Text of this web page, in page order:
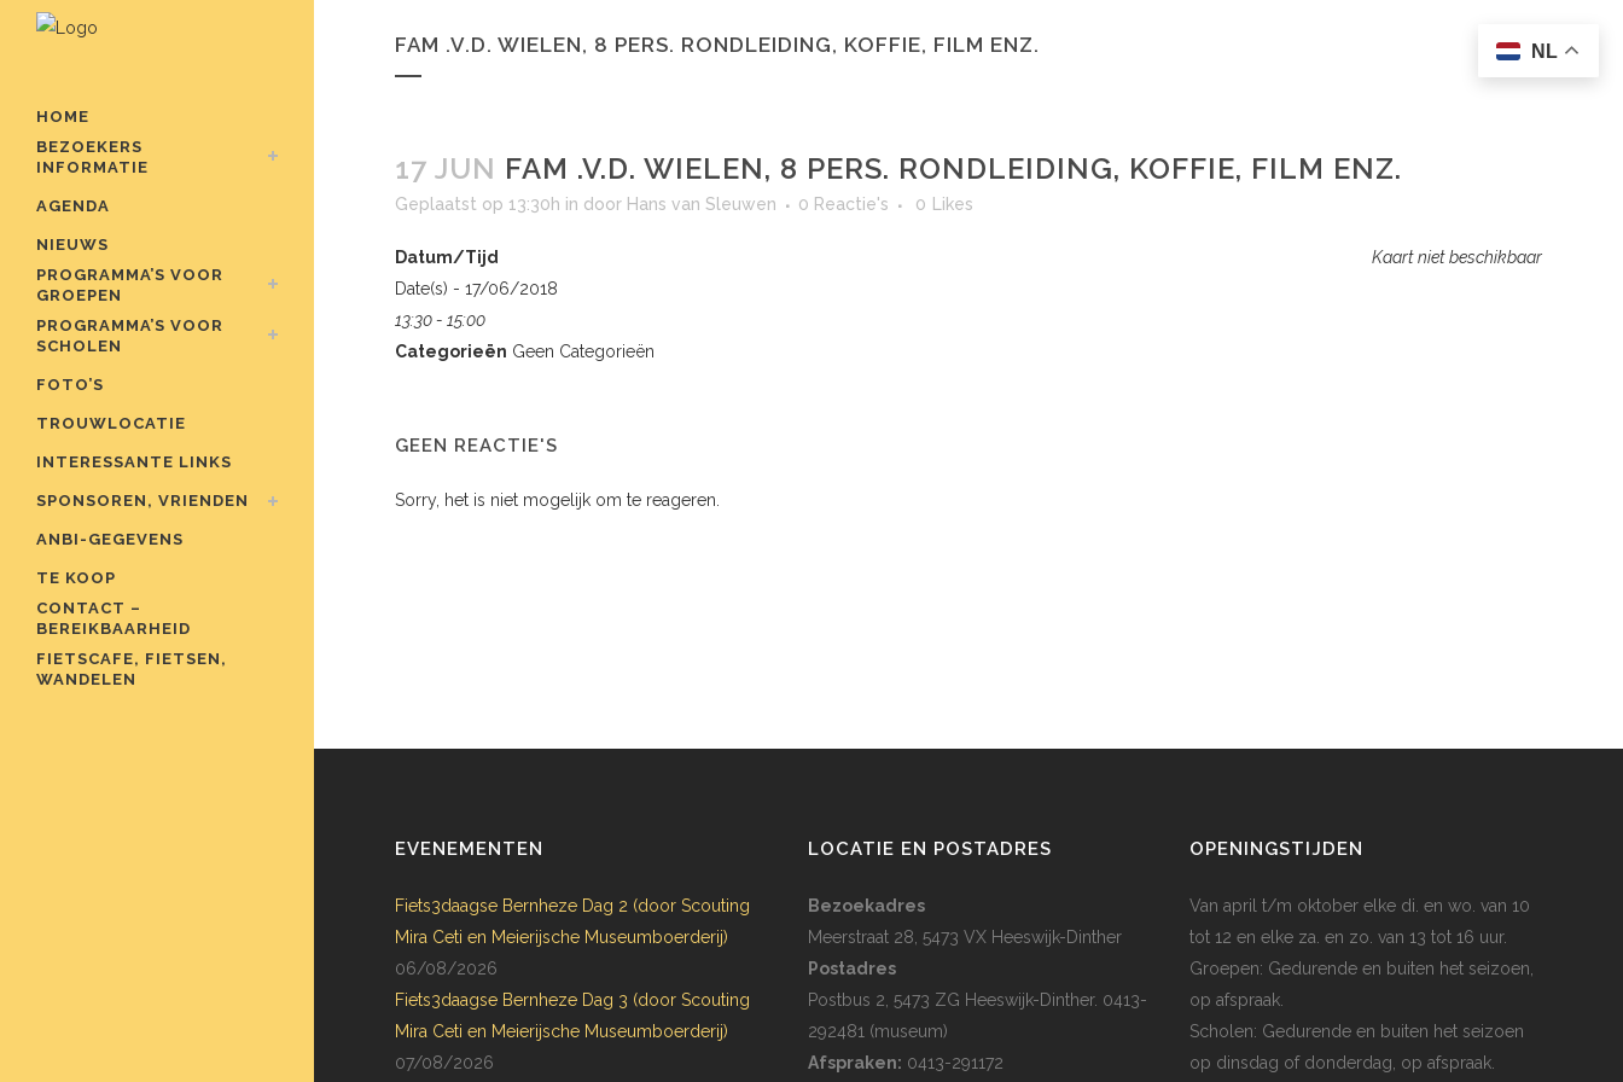
HOME
BEZOEKERS
INFORMATIE
AGENDA
NIEUWS
PROGRAMMA’S VOOR
GROEPEN
PROGRAMMA’S VOOR
SCHOLEN
FOTO’S
TROUWLOCATIE
INTERESSANTE LINKS
SPONSOREN, VRIENDEN
ANBI-GEGEVENS
TE KOOP
CONTACT –
BEREIKBAARHEID
FIETSCAFE, FIETSEN,
WANDELEN
FAM .V.D. WIELEN, 8 PERS. RONDLEIDING, KOFFIE, FILM ENZ.
17 JUN FAM .V.D. WIELEN, 8 PERS. RONDLEIDING, KOFFIE, FILM ENZ.
Geplaatst op 13:30h in door Hans van Sleuwen 0 Reactie's 0 Likes
Kaart niet beschikbaar
Datum/Tijd
Date(s) - 17/06/2018
13:30 - 15:00
Categorieën Geen Categorieën
GEEN REACTIE'S
Sorry, het is niet mogelijk om te reageren.
EVENEMENTEN
Fiets3daagse Bernheze Dag 2 (door Scouting
Mira Ceti en Meierijsche Museumboerderij)
06/08/2026
Fiets3daagse Bernheze Dag 3 (door Scouting
Mira Ceti en Meierijsche Museumboerderij)
07/08/2026
LOCATIE EN POSTADRES
Bezoekadres
Meerstraat 28, 5473 VX Heeswijk-Dinther
Postadres
Postbus 2, 5473 ZG Heeswijk-Dinther. 0413-
292481 (museum)
Afspraken: 0413-291172
OPENINGSTIJDEN
Van april t/m oktober elke di. en wo. van 10
tot 12 en elke za. en zo. van 13 tot 16 uur.
Groepen: Gedurende en buiten het seizoen,
op afspraak.
Scholen: Gedurende en buiten het seizoen
op dinsdag of donderdag, op afspraak.
NL